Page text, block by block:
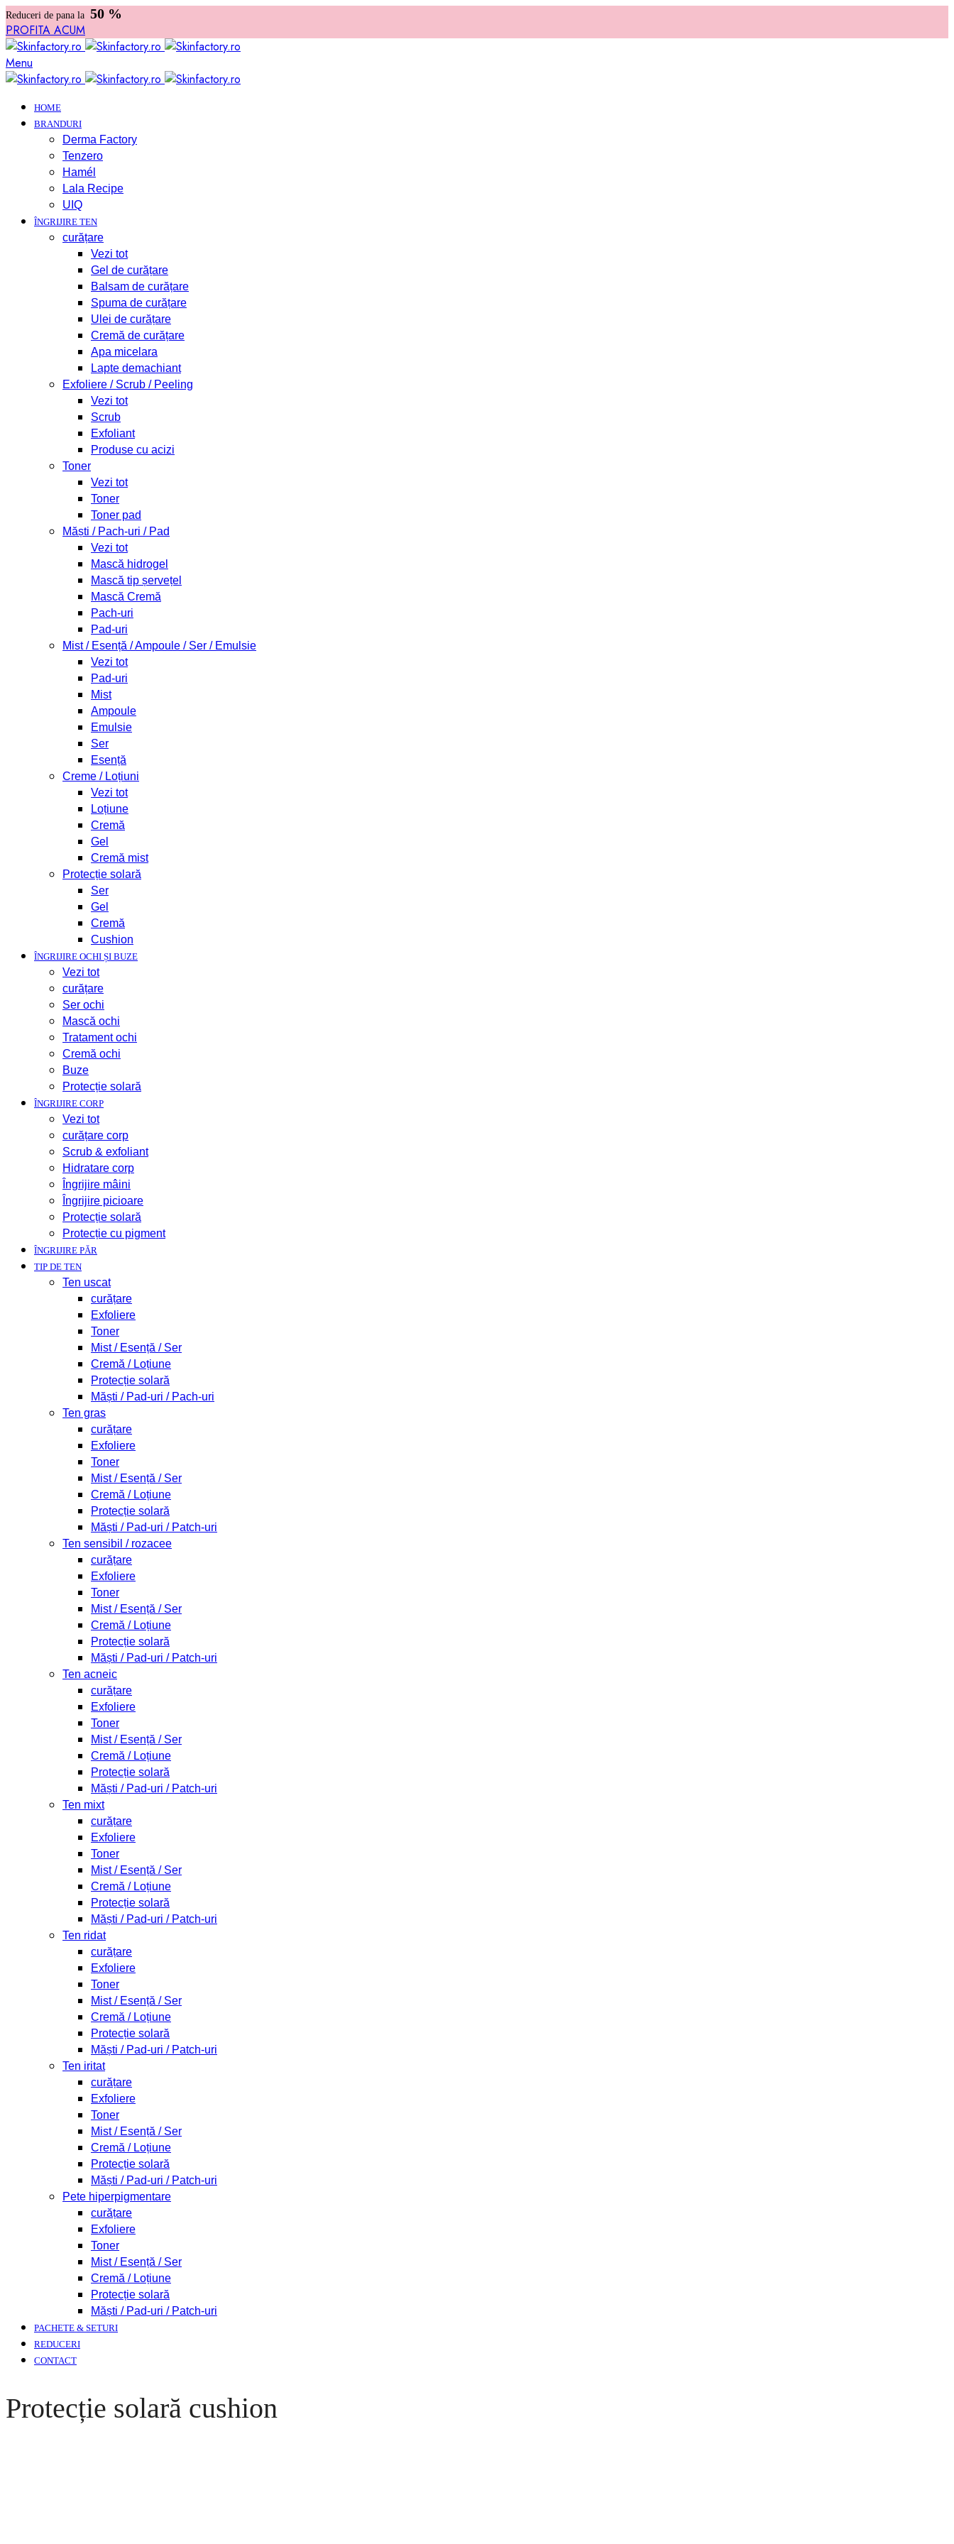
Reduceri de pana la 50 %
PROFITA ACUM
Menu
HOME
BRANDURI
Derma Factory
Tenzero
Hamél
Lala Recipe
UIQ
ÎNGRIJIRE TEN
curățare
Vezi tot
Gel de curățare
Balsam de curățare
Spuma de curățare
Ulei de curățare
Cremă de curățare
Apa micelara
Lapte demachiant
Exfoliere / Scrub / Peeling
Vezi tot
Scrub
Exfoliant
Produse cu acizi
Toner
Vezi tot
Toner
Toner pad
Măști / Pach-uri / Pad
Vezi tot
Mască hidrogel
Mască tip șervețel
Mască Cremă
Pach-uri
Pad-uri
Mist / Esență / Ampoule / Ser / Emulsie
Vezi tot
Pad-uri
Mist
Ampoule
Emulsie
Ser
Esență
Creme / Loțiuni
Vezi tot
Loțiune
Cremă
Gel
Cremă mist
Protecție solară
Ser
Gel
Cremă
Cushion
ÎNGRIJIRE OCHI ȘI BUZE
Vezi tot
curățare
Ser ochi
Mască ochi
Tratament ochi
Cremă ochi
Buze
Protecție solară
ÎNGRIJIRE CORP
Vezi tot
curățare corp
Scrub & exfoliant
Hidratare corp
Îngrijire mâini
Îngrijire picioare
Protecție solară
Protecție cu pigment
ÎNGRIJIRE PĂR
TIP DE TEN
Ten uscat
curățare
Exfoliere
Toner
Mist / Esență / Ser
Cremă / Loțiune
Protecție solară
Măști / Pad-uri / Pach-uri
Ten gras
curățare
Exfoliere
Toner
Mist / Esență / Ser
Cremă / Loțiune
Protecție solară
Măști / Pad-uri / Patch-uri
Ten sensibil / rozacee
curățare
Exfoliere
Toner
Mist / Esență / Ser
Cremă / Loțiune
Protecție solară
Măști / Pad-uri / Patch-uri
Ten acneic
curățare
Exfoliere
Toner
Mist / Esență / Ser
Cremă / Loțiune
Protecție solară
Măști / Pad-uri / Patch-uri
Ten mixt
curățare
Exfoliere
Toner
Mist / Esență / Ser
Cremă / Loțiune
Protecție solară
Măști / Pad-uri / Patch-uri
Ten ridat
curățare
Exfoliere
Toner
Mist / Esență / Ser
Cremă / Loțiune
Protecție solară
Măști / Pad-uri / Patch-uri
Ten iritat
curățare
Exfoliere
Toner
Mist / Esență / Ser
Cremă / Loțiune
Protecție solară
Măști / Pad-uri / Patch-uri
Pete hiperpigmentare
curățare
Exfoliere
Toner
Mist / Esență / Ser
Cremă / Loțiune
Protecție solară
Măști / Pad-uri / Patch-uri
PACHETE & SETURI
REDUCERI
CONTACT
Protecție solară cushion